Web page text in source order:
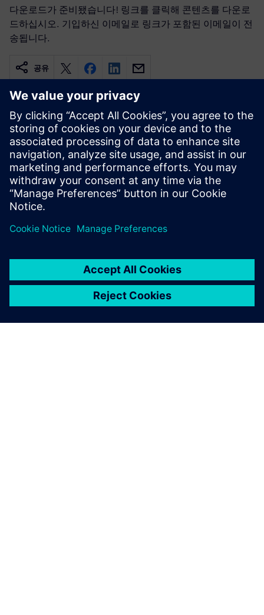
다운로드가 준비됐습니다! 링크를 클릭해 콘텐츠를 다운로
드하십시오. 기입하신 이메일로 링크가 포함된 이메일이 전
송됩니다.
공유
관련 자료